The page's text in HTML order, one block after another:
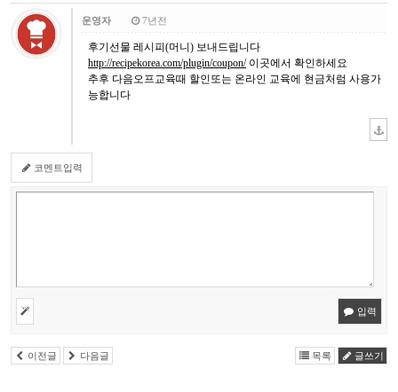
운영자 7년전
후기선물 레시피(머니) 보내드립니다
http://recipekorea.com/plugin/coupon/이곳에서 확인하세요
추후 다음오프교육때 할인또는 온라인 교육에 현금처럼 사용가
능합니다
코멘트입력
입력
이전글 다음글 목록 글쓰기